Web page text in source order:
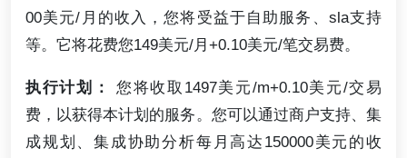
00美元/月的收入，您将受益于自助服务、sla支持
等。它将花费您149美元/月+0.10美元/笔交易费。
执行计划：
您将收取1497美元/m+0.10美元/交易
费，以获得本计划的服务。您可以通过商户支持、集
成规划、集成协助分析每月高达150000美元的收